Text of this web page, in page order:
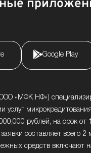
Google Play
«МФК НФ»)
услуг
рублей, на срок
составляет всего
средств включают